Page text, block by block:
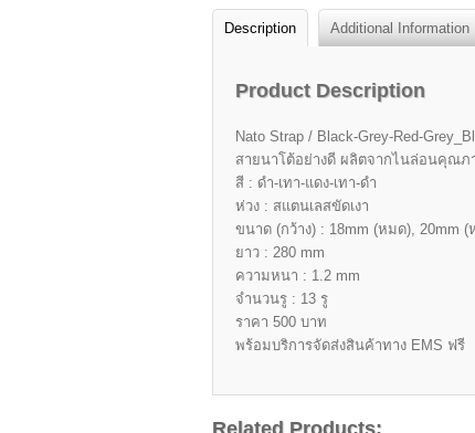
Description Additional Information
Product Description
Nato Strap / Black-Grey-Red-
สายนาโต้อย่างดี ผลิตจากไนล่อนคุณภ
สี : ดำ-เทา-แดง-เทา-ดำ
ห่วง : สแตนเลสขัดเงา
ขนาด (กว้าง) : 18mm (หมด), 20mm (
ยาว : 280 mm
ความหนา : 1.2 mm
จำนวนรู : 13 รู
ราคา 500 บาท
พร้อมบริการจัดส่งสินค้าทาง EMS ฟรี